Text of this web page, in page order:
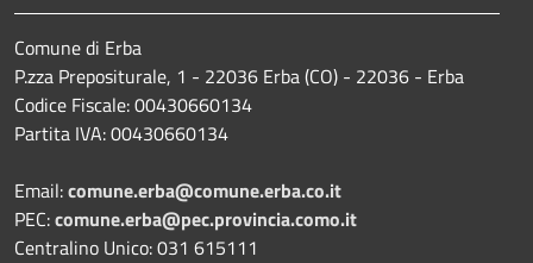
Comune di Erba
P.zza Prepositurale, 1 - 22036 Erba (CO) - 22036 - Erba
Codice Fiscale: 00430660134
Partita IVA: 00430660134
Email:comune.erba@comune.erba.co.it
PEC:comune.erba@pec.provincia.como.it
Centralino Unico: 031 615111